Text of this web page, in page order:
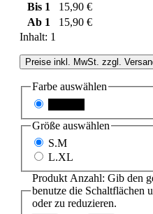
Bis 1
15,90 €
Ab 1
15,90 €
Inhalt: 1
Preise inkl. MwSt. zzgl.
Farbe auswählen
Größe auswählen
S.M
L.XL
Produkt Anzahl: Gib den
benutze die Schaltflächen
oder zu reduzieren.